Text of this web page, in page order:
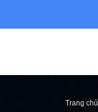
Trang chủ